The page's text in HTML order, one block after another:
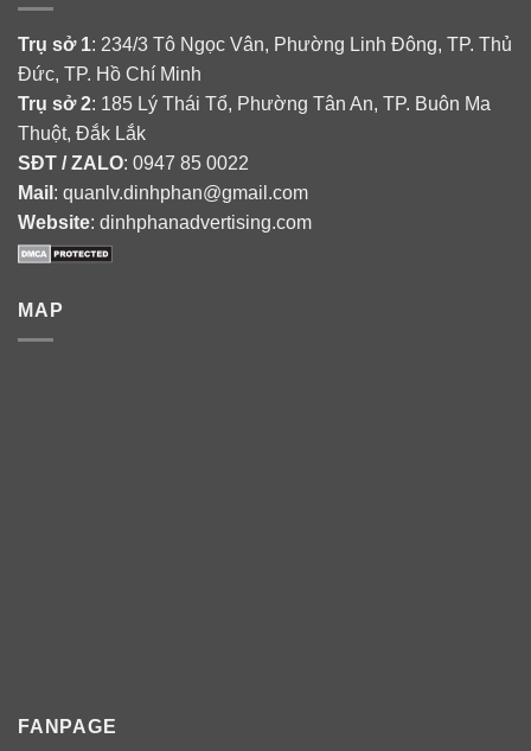
Trụ sở 1: 234/3 Tô Ngọc Vân, Phường Linh Đông, TP. Thủ
Đức, TP. Hồ Chí Minh
Trụ sở 2: 185 Lý Thái Tổ, Phường Tân An, TP. Buôn Ma
Thuột, Đắk Lắk
SĐT / ZALO: 0947 85 0022
Mail : quanlv.dinhphan@gmail.com
Website: dinhphanadvertising.com
MAP
FANPAGE